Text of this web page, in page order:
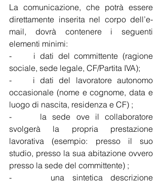
La comunicazione, che potrà essere
direttamente inserita nel corpo dell’e-
mail, dovrà contenere i seguenti
elementi minimi:
-     i dati del committente (ragione
sociale, sede legale, CF/Partita IVA);
-    i dati del lavoratore autonomo
occasionale (nome e cognome, data e
luogo di nascita, residenza e CF) ;
-     la sede ove il collaboratore
svolgerà la propria prestazione
lavorativa (esempio: presso il suo
studio, presso la sua abitazione ovvero
presso la sede del committente) ;
-     una sintetica descrizione